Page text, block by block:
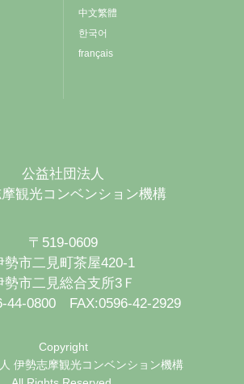
中文繁體
한국어
français
公益社団法人
観光コンベンション機構
〒519-0609
勢市二見町茶屋420-1
勢市二見総合支所3Ｆ
44-0800 FAX:0596-42-2929
Copyright
伊勢志摩観光コンベンション機構